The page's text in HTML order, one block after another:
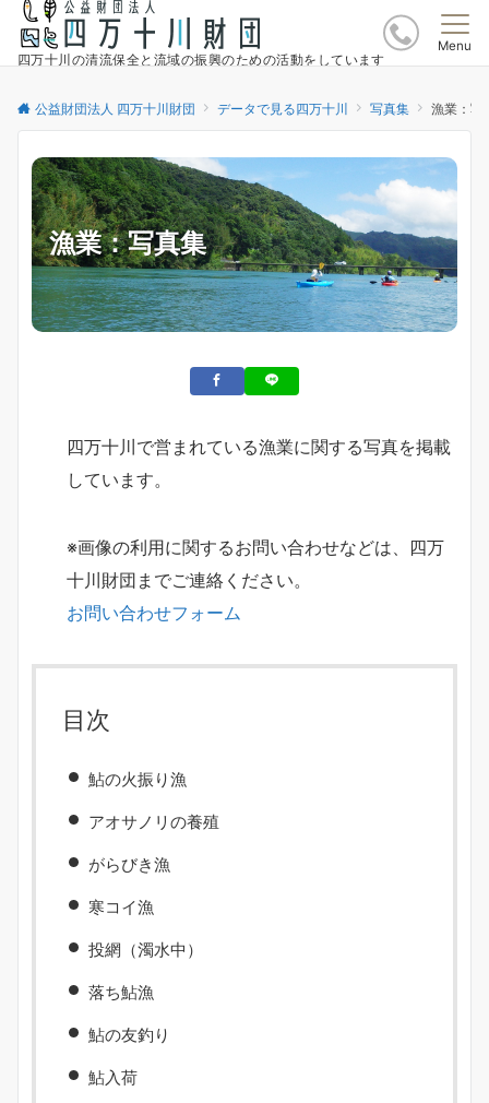
四万十川の清流保全と流域の振興のための活動をしています
Menu
公益財団法人 四万十川財団 データで見る四万十川 写真集 漁業：写
漁業：写真集
四万十川で営まれている漁業に関する写真を掲載
しています。
※画像の利用に関するお問い合わせなどは、四万
十川財団までご連絡ください。
お問い合わせフォーム
目次
鮎の火振り漁
アオサノリの養殖
がらびき漁
寒コイ漁
投網（濁水中）
落ち鮎漁
鮎の友釣り
鮎入荷